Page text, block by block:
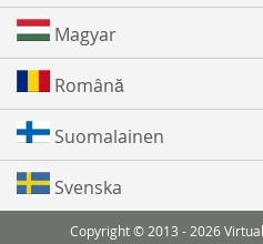
Magyar
Română
Suomalainen
Svenska
Copyright © 2013 - 2026